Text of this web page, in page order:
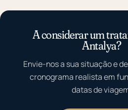
A considerar um
Antalya?
Envie-nos a sua situação e
cronograma realista em
datas de